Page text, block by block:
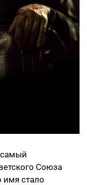
самый
Союза
имя стало